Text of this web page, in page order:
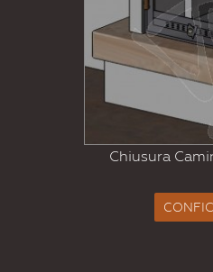
Chiusura